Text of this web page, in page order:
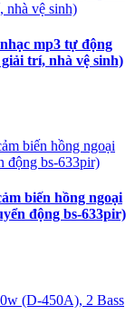
mp3 tự động
trí, nhà vệ sinh)
biến hồng ngoại
động bs-633pir)